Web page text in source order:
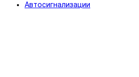
Автосигнализации